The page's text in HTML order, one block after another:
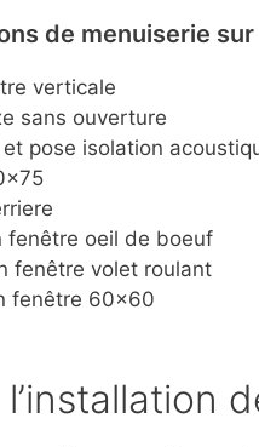
de menuiserie
verticale
sans ouverture
pose isolation
fenêtre oeil de boeuf
fenêtre volet roulant
fenêtre 60×60